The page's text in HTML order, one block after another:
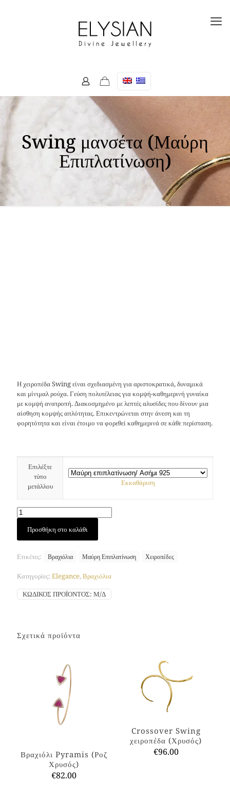
Swing μανσέτα (Μαύρη
Επιπλατίνωση)
Η χειροπέδα Swing είναι σχεδιασμένη για αριστοκρατικά, δυναμικά
και μίνιμαλ ρούχα. Γεύση πολυτέλειας για κομψή-καθημερινή γυναίκα
με κομψή ανατροπή. Διακοσμημένο με λεπτές αλυσίδες που δίνουν μια
αίσθηση κομψής απλότητας. Επικεντρώνεται στην άνεση και τη
φορητότητα και είναι έτοιμο να φορεθεί καθημερινά σε κάθε περίσταση.
Επιλέξτε
τύπο
μετάλλου
Εκκαθάριση
Swing
μανσέτα
(Μαύρη
ποσότητα
Προσθήκη στο καλάθι
Ετικέτες: Βραχιόλια Μαύρη Επιπλατίνωση Χειροπέδες
Κατηγορίες: Elegance, Βραχιόλια
ΚΩΔΙΚΌΣ ΠΡΟΪΌΝΤΟΣ: Μ/Δ
Σχετικά προϊόντα
Βραχιόλι Pyramis (Ροζ
Χρυσός)
€82.00
Crossover Swing
χειροπέδα (Χρυσός)
€96.00